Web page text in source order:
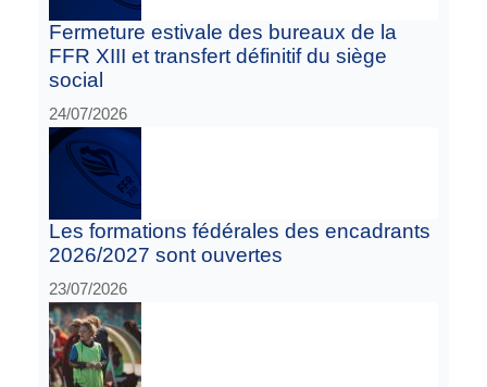
Fermeture estivale des bureaux de la
FFR XIII et transfert définitif du siège
social
24/07/2026
Les formations fédérales des encadrants
2026/2027 sont ouvertes
23/07/2026